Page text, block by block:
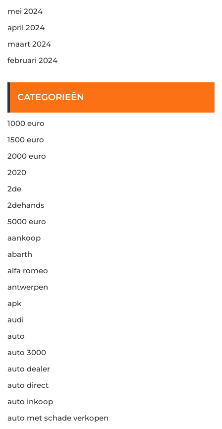
mei 2024
april 2024
maart 2024
februari 2024
CATEGORIEËN
1000 euro
1500 euro
2000 euro
2020
2de
2dehands
5000 euro
aankoop
abarth
alfa romeo
antwerpen
apk
audi
auto
auto 3000
auto dealer
auto direct
auto inkoop
auto met schade verkopen